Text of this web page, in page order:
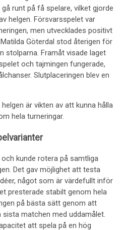
runt på få spelare, vilket gjorde
helgen. Försvarsspelet var
men utvecklades positivt
Göterdal stod återigen för
stolparna. Framåt visade laget
och tajmingen fungerade,
Slutplaceringen blev en
är vikten av att kunna hålla
hela turneringar.
kunde rotera på samtliga
Det gav möjlighet att testa
något som är värdefullt inför
presterade stabilt genom hela
på bästa sätt genom att
sista matchen med uddamålet.
att spela på en hög